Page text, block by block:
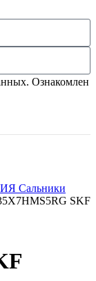
Ознакомлен
Сальники
SKF